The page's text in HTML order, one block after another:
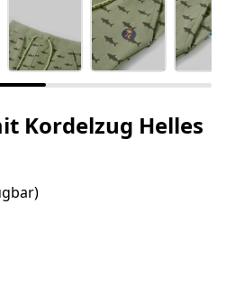
Kordelzug Helles